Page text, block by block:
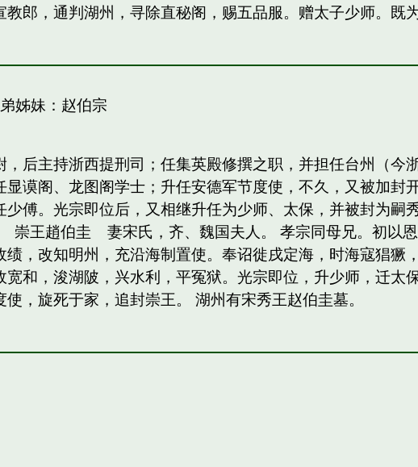
郎，通判湖州，寻除直秘阁，赐五品服。赠太子少师。既
姊妹： 赵伯宗
后主持浙西提刑司；任集英殿修撰之职，并担任台州（
显谟阁、龙图阁学士；升任安德军节度使，不久，又被加
傅。光宗即位后，又相继升任为少师、太保，并被封为
崇王趙伯圭 妻宋氏，齐、魏国夫人。 孝宗同母兄。初以
，改知明州，充沿海制置使。奉诏徙戌定海，时海寇猖獗
和，浚湖陂，兴水利，平冤狱。光宗即位，升少师，迁
，旋死于家，追封崇王。 湖州有宋秀王赵伯圭墓。